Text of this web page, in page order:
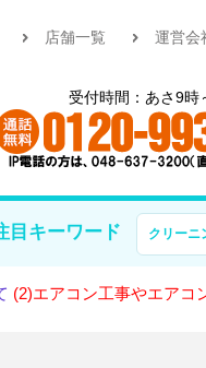
店舗一覧 運営会
受付時間：あさ9時
目キーワード クリーニ
工事やエアコンクリー